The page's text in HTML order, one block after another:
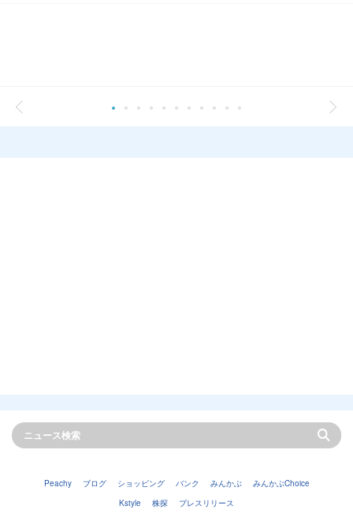
Peachy ブログ ショッピング バンク みんかぶ
みんかぶChoice
Kstyle
株探 プレスリリース